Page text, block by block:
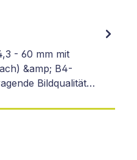
- 60 mm mit
&amp; B4-
Bildqualität…